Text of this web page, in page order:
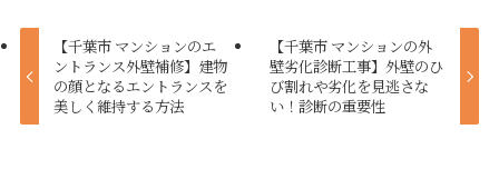
【千葉市 マンションのエ
ントランス外壁補修】建物
の顔となるエントランスを
美しく維持する方法
【千葉市 マンションの外
壁劣化診断工事】外壁のひ
び割れや劣化を見逃さな
い！診断の重要性